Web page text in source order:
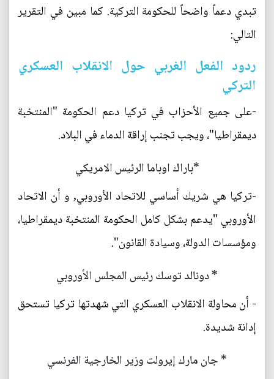
تبدي دعماً واضحاً للحكومة التركية. كما مبين في التقرير
التالي:
ردود الفعل الغربي حول الانقلاب العسكري
التركي
-على جميع الأحزاب في تركيا دعم الحكومة "المنتخبة
ديمقراطيا"، ويجب تجنب إراقة الدماء في البلاد.
*باراك اوباما الرئيس الامريكي
-تركيا هي شريك أساسي للاتحاد الأوروبي, و أن الاتحاد
الأوروبي "يدعم بشكل كامل الحكومة المنتخبة ديمقراطيا،
ومؤسسات الدولة، وسيادة القانون".
* دونالد توسك رئيس المجلس الأوروبي
- أن محاولة الانقلاب العسكري التي شهدتها تركيا تستحق
إدانة شديدة.
* جان مارك إيرولت وزير الخارجية الفرنسي